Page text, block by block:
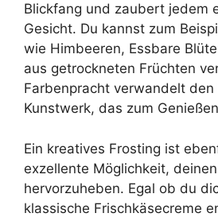
Blickfang und zaubert jedem
Gesicht. Du kannst zum
wie Himbeeren, Essbare
aus getrockneten Früchten
Farbenpracht verwandelt den
Kunstwerk, das zum
Ein kreatives Frosting ist
exzellente Möglichkeit,
hervorzuheben. Egal ob du
klassische Frischkäsecreme